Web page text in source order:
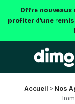
Offre nouveaux
profiter d'une
Accueil > Nos